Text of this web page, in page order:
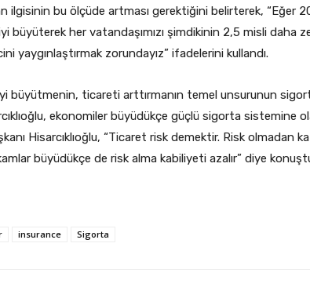
ilgisinin bu ölçüde artması gerektiğini belirterek, “Eğer
büyüterek her vatandaşımızı şimdikinin 2,5 misli daha
yaygınlaştırmak zorundayız” ifadelerini kullandı.
büyütmenin, ticareti arttırmanın temel unsurunun
ekonomiler büyüdükçe güçlü sigorta sistemine
Hisarcıklıoğlu, “Ticaret risk demektir. Risk olmadan
büyüdükçe de risk alma kabiliyeti azalır” diye
insurance Sigorta